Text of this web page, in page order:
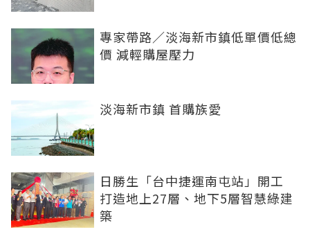
專家帶路／淡海新市鎮低單價低總
價 減輕購屋壓力
淡海新市鎮 首購族愛
日勝生「台中捷運南屯站」開工
打造地上27層、地下5層智慧綠建
築